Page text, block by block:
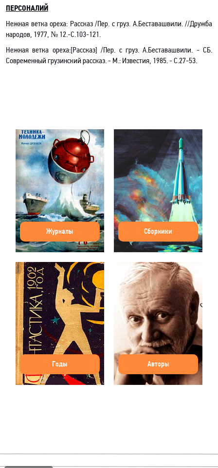
ПЕРСОНАЛИЙ
Нежная ветка ореха: Рассказ /Пер. с груз. А.Беставашвили.//Дружба
народов, 1977, № 12.-С.103-121.
Нежная ветка ореха:[Рассказ] /Пер. с груз. А.Беставашвили. - СБ.
Современный грузинский рассказ. - М.: Известия, 1985. - С.27-53.
Журналы Сборники
Годы Авторы